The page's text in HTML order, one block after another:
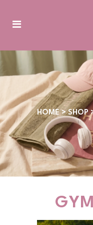
HOME>SHOP